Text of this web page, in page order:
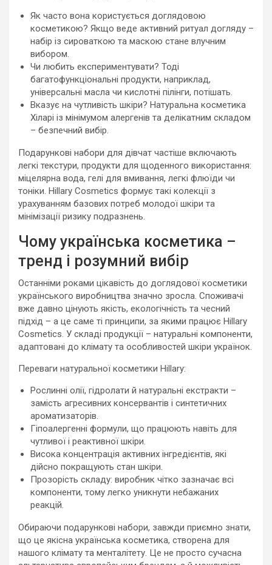
Як часто вона користується доглядовою
косметикою? Якщо веде активний ритуал догляду –
набір із сироваткою та маскою стане влучним
вибором.
Чи любить експериментувати? Тоді
багатофункціональні продукти, наприклад,
універсальні масла чи кислотні пілінги, потішать.
Вказує на чутливість шкіри? Натуральна косметика
Хіларі із мінімумом алергенів та делікатним складом
– безпечний вибір.
Подарункові набори для дівчат частіше включають
легкі текстури, продукти для щоденного використання:
міцелярна вода, гелі для вмивання, легкі флюїди чи
тоніки. Hillary Cosmetics формує такі колекції з
урахуванням базових потреб молодої шкіри та
мінімізації ризику подразнень.
Чому українська косметика –
тренд і розумний вибір
Останніми роками цікавість до доглядової косметики
українського виробництва значно зросла. Споживачі
вже давно цінують якість, екологічність та чесний
підхід – а це саме ті принципи, за якими працює Hillary
Cosmetics. У складі продукції – натуральні компоненти,
адаптовані до клімату та особливостей шкіри українок.
Переваги натуральної косметики Hillary:
Рослинні олії, гідролати й натуральні екстракти –
замість агресивних консервантів і синтетичних
ароматизаторів.
Гіпоалергенні формули, що працюють навіть для
чутливої і реактивної шкіри.
Висока концентрація активних інгредієнтів, які
дійсно покращують стан шкіри.
Прозорість складу: виробник чітко зазначає всі
компоненти, тому легко уникнути небажаних
реакцій.
Обираючи подарункові набори, завжди приємно знати,
що це якісна українська косметика, створена для
нашого клімату та менталітету. Це не просто сучасна